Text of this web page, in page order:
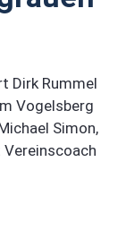
Dirk Rummel
Vogelsberg
Simon,